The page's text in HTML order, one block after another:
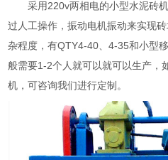
采用220v两相电的小型水泥砖机
过人工操作，振动电机振动来实现
杂程度，有QTY4-40、4-35和小型
般需要1-2个人就可以就可以生产，
机，可咨询我们进行定制。